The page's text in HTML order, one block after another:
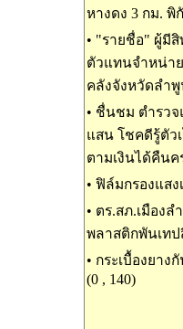
หางดง 3 กม. พิ
• "รายชื่อ" ผู้มีสิ
ตัวแทนจำหน่า
คลังจังหวัดลำพู
• ชื่นชม ตำรวจ
แสน โชคดีรู้ตัว
ตามเงินได้คืนค
• ฟิล์มกรองแสง
• ตร.สภ.เมืองล
พลาสติกพันเทป
• กระเบื้องยา
(0 , 140)